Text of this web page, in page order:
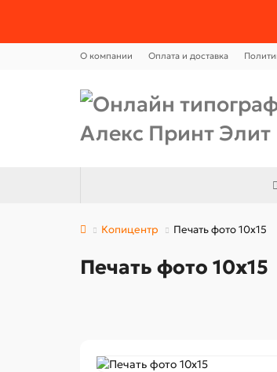
О компании Оплата и доставка
Копицентр Печать фото 10х15
Печать фото 10х15